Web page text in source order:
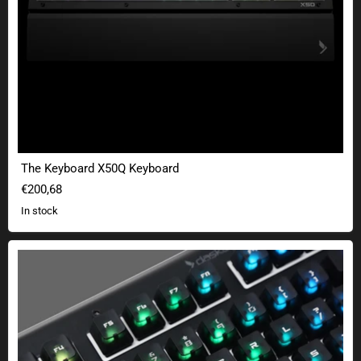
The Keyboard X50Q Keyboard
€200,68
In stock
Das Keyboard Key Caps for Mechanical Keyboards